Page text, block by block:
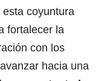
coyuntura
fortalecer la
con los
hacia una